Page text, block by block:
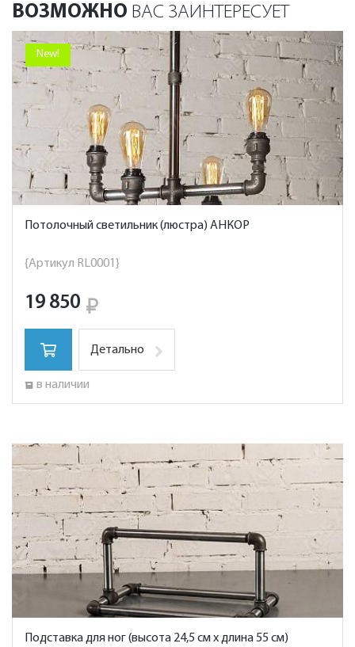
ВОЗМОЖНО ВАС ЗАИНТЕРЕСУЕТ
New!
Потолочный светильник (люстра) АНКОР
{Артикул RL0001}
19 850
Детально
в наличии
Подставка для ног (высота 24,5 см х длина 55 см)